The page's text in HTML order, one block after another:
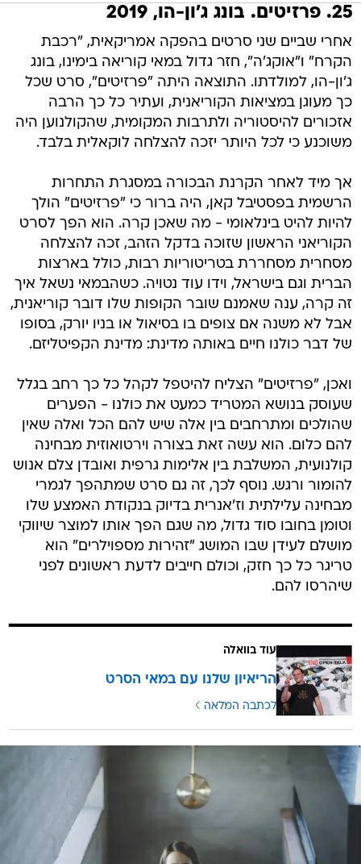
25. פרזיטים. בונג ג'ון-הו, 2019
אחרי שביים שני סרטים בהפקה אמריקאית, "רכבת
הקרח" ו"אוקג'ה", חזר גדול במאי קוריאה בימינו, בונג
ג'ון-הו, למולדתו. התוצאה היתה "פרזיטים", סרט שכל
כך מעוגן במציאות הקוריאנית, ועתיר כל כך הרבה
אזכורים להיסטוריה ולתרבות המקומית, שהקולנוען היה
משוכנע כי לכל היותר יזכה להצלחה לוקאלית בלבד.
אך מיד לאחר הקרנת הבכורה במסגרת התחרות
הרשמית בפסטיבל קאן, היה ברור כי "פרזיטים" הולך
להיות להיט בינלאומי - מה שאכן קרה. הוא הפך לסרט
הקוריאני הראשון שזוכה בדקל הזהב, זכה להצלחה
מסחרית מסחררת בטריטוריות רבות, כולל בארצות
הברית וגם בישראל, וידו עוד נטויה. כשהבמאי נשאל איך
זה קרה, ענה שאמנם שובר הקופות שלו דובר קוריאנית,
אבל לא משנה אם צופים בו בסיאול או בניו יורק, בסופו
של דבר כולנו חיים באותה מדינת: מדינת הקפיטליזם.
ואכן, "פרזיטים" הצליח להיטפל לקהל כל כך רחב בגלל
שעוסק בנושא המטריד כמעט את כולנו - הפערים
שהולכים ומתרחבים בין אלה שיש להם הכל ואלה שאין
להם כלום. הוא עשה זאת בצורה וירטואוזית מבחינה
קולנועית, המשלבת בין אלימות גרפית ואובדן צלם אנוש
להומור ורגש. נוסף לכך, זה גם סרט שמתהפך לגמרי
מבחינה עלילתית וז'אנרית בדיוק בנקודת האמצע שלו
וטומן בחובו סוד גדול, מה שגם הפך אותו למוצר שיווקי
מושלם לעידן שבו המושג "זהירות מספוילרים" הוא
טריגר כל כך חזק, וכולם חייבים לדעת ראשונים לפני
שיהרסו להם.
עוד בוואלה
הריאיון שלנו עם במאי הסרט
לכתבה המלאה